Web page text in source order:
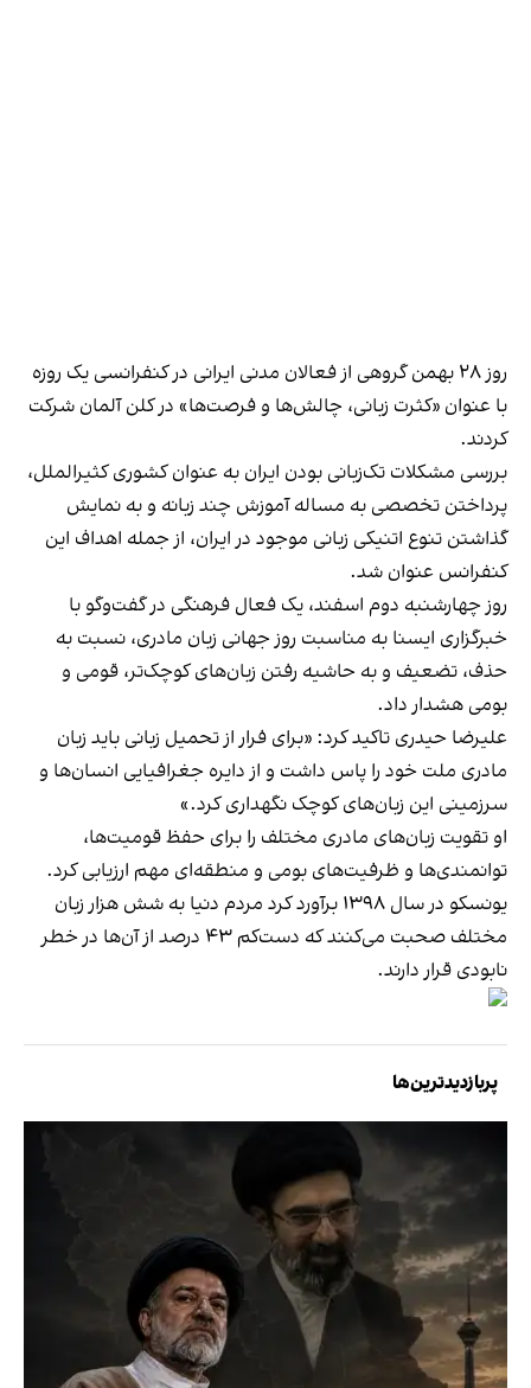
روز ۲۸ بهمن گروهی از فعالان مدنی ایرانی در کنفرانسی یک روزه
با عنوان «کثرت زبانی، چالش‌ها و فرصت‌ها» در کلن آلمان شرکت
کردند.
بررسی مشکلات تک‌زبانی بودن ایران به عنوان کشوری کثیرالملل،
پرداختن تخصصی به مساله آموزش چند زبانه و به نمایش
گذاشتن تنوع اتنیکی زبانی موجود در ایران، از جمله اهداف این
کنفرانس عنوان شد.
روز چهارشنبه دوم اسفند، یک فعال فرهنگی در گفت‌وگو با
خبرگزاری ایسنا به مناسبت روز جهانی زبان مادری، نسبت به
حذف، تضعیف و به حاشیه رفتن زبان‌های کوچک‌تر، قومی و
بومی هشدار داد.
علیرضا حیدری تاکید کرد: «برای فرار از تحمیل زبانی باید زبان
مادری ملت خود را پاس داشت و از دایره جغرافیایی انسان‌ها و
سرزمینی این زبان‌های کوچک نگهداری کرد.»
او تقویت زبان‌های مادری مختلف را برای حفظ قومیت‌ها،
توانمندی‌ها و ظرفیت‌های بومی و منطقه‌ای مهم ارزیابی کرد.
یونسکو در سال ۱۳۹۸ برآورد کرد مردم دنیا به
شش هزار زبان
مختلف
صحبت می‌کنند که دست‌کم ۴۳ درصد از آن‌ها در خطر
نابودی‌ قرار دارند.
پربازدیدترین‌ها